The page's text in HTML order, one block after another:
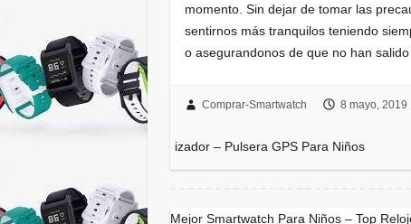
momento. Sin dejar de tomar las
sentirnos más tranquilos teniendo
o asegurandonos de que no han
Comprar-Smartwatch 8 mayo, 2019
izador – Pulsera GPS Para Niños
Mejor Smartwatch Para Niños – Top